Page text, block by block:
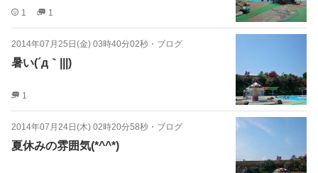
1 1
2014年07月25日(金) 03時40分02秒 ・ ブログ
暑い(´д｀|||)
1
2014年07月24日(木) 02時20分58秒 ・ ブログ
夏休みの雰囲気(*^^*)